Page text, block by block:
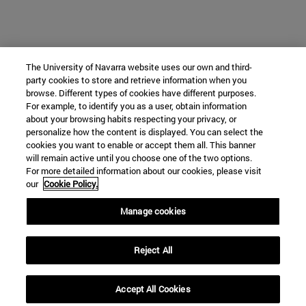
The University of Navarra website uses our own and third-
party cookies to store and retrieve information when you
browse. Different types of cookies have different purposes.
For example, to identify you as a user, obtain information
about your browsing habits respecting your privacy, or
personalize how the content is displayed. You can select the
cookies you want to enable or accept them all. This banner
will remain active until you choose one of the two options.
For more detailed information about our cookies, please visit
our Cookie Policy.
Manage cookies
Reject All
Accept All Cookies